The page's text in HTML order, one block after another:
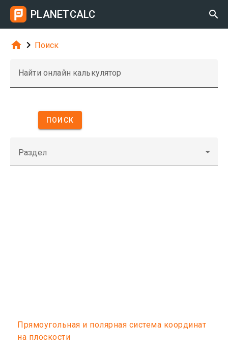
PLANETCALC 
  Поиск
Найти онлайн калькулятор
ПОИСК
Раздел
Прямоугольная и полярная система координат
на плоскости